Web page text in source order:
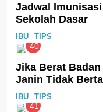
Jadwal
Sekolah Dasar
IBU TIPS
40
Jika Berat
Janin Tidak
IBU TIPS
41